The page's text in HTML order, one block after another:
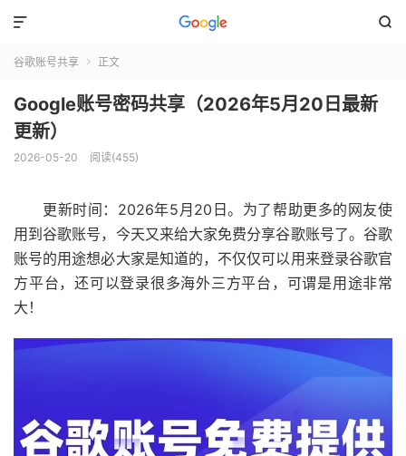


谷歌账号共享  正文
Google账号密码共享（2026年5月20日最新
更新）
2026-05-20 阅读(455)
更新时间：2026年5月20日。为了帮助更多的网友使
用到谷歌账号，今天又来给大家免费分享谷歌账号了。谷歌
账号的用途想必大家是知道的，不仅仅可以用来登录谷歌官
方平台，还可以登录很多海外三方平台，可谓是用途非常
大！